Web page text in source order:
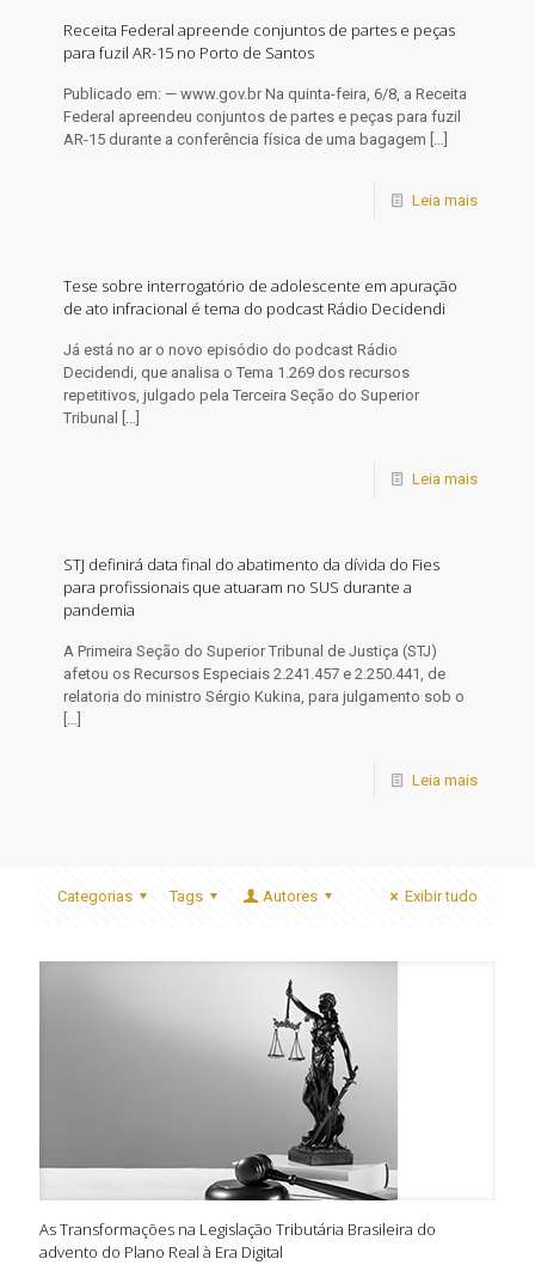
Receita Federal apreende conjuntos de partes e peças
para fuzil AR-15 no Porto de Santos
Publicado em: — www.gov.br Na quinta-feira, 6/8, a Receita
Federal apreendeu conjuntos de partes e peças para fuzil
AR-15 durante a conferência física de uma bagagem […]
Leia mais
Tese sobre interrogatório de adolescente em apuração
de ato infracional é tema do podcast Rádio Decidendi
​Já está no ar o novo episódio do podcast Rádio
Decidendi, que analisa o Tema 1.269 dos recursos
repetitivos, julgado pela Terceira Seção do Superior
Tribunal
[…]
Leia mais
STJ definirá data final do abatimento da dívida do Fies
para profissionais que atuaram no SUS durante a
pandemia
​A Primeira Seção do Superior Tribunal de Justiça (STJ)
afetou os Recursos Especiais 2.241.457 e 2.250.441, de
relatoria do ministro Sérgio Kukina, para julgamento sob o
[…]
Leia mais
Categorias Tags Autores Exibir tudo
As Transformações na Legislação Tributária Brasileira do
advento do Plano Real à Era Digital